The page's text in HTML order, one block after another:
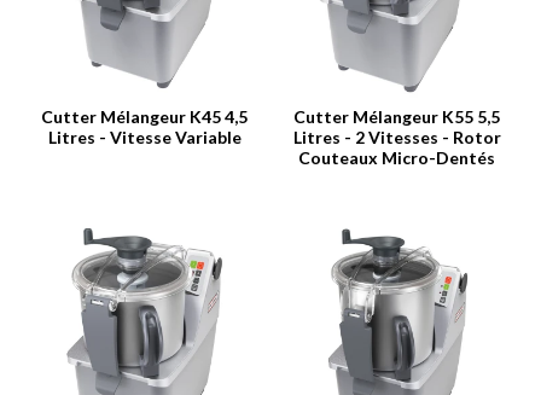
Cutter Mélangeur K45 4,5
Litres - Vitesse Variable
Cutter Mélangeur K55 5,5
Litres - 2 Vitesses - Rotor
Couteaux Micro-Dentés